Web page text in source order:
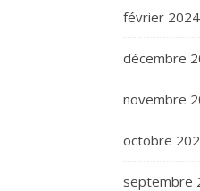
février 2024
décembre
novembre
octobre
septembre